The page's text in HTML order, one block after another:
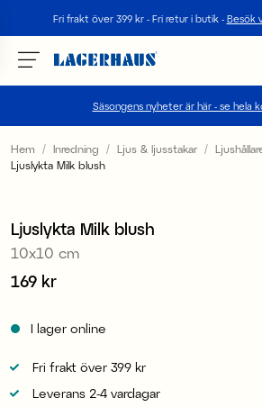
Fri frakt över 399 kr - Fri retur i butik - Besök
Säsongens nyheter är här - se hela
Välj språk / valuta
Hem Inredning Ljus & ljusstakar
Ljuslykta Milk blush
Ljuslykta Milk blush
10x10 cm
Pris :169 kr
169 kr
I lager online
Fri frakt över 399 kr
Leverans 2-4 vardagar